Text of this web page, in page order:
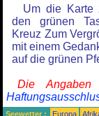
Um die Karte
den grünen
Kreuz Zum
mit einem
auf die grünen
Die
Seewetter : Europa